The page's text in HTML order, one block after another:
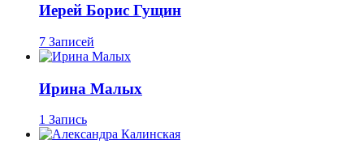
Иерей Борис Гущин
7 Записей
Ирина Малых
1 Запись